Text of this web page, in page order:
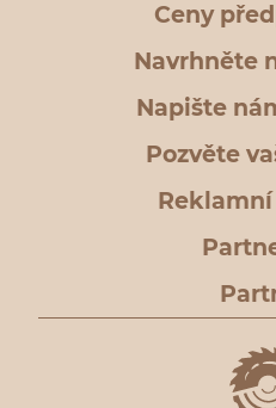
Ceny
Navrhněte
Napište
Pozvěte